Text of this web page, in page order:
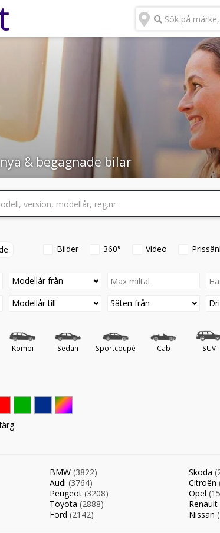
Sök på
& begagnade bilar
version, modellår, reg.nr
Bilder 360° Video
Modellår från
Modellår till
Säten från
Kombi Sedan Sportcoupé Cab SUV
BMW (3822)
Audi (3764)
Peugeot (3208)
Toyota (2888)
Ford (2142)
Skoda
Citroën
Opel
Renault
Nissan